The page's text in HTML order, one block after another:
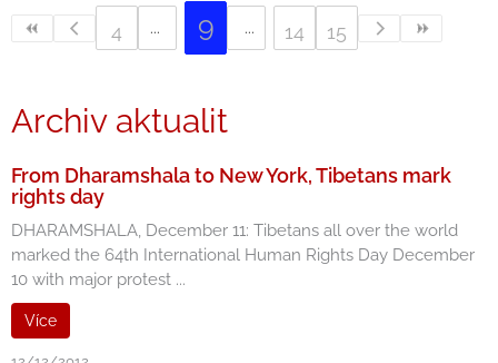
4 9 14 15
Archiv aktualit
From Dharamshala to New York, Tibetans mark
rights day
DHARAMSHALA, December 11: Tibetans all over the world
marked the 64th International Human Rights Day December
10 with major protest ...
Více